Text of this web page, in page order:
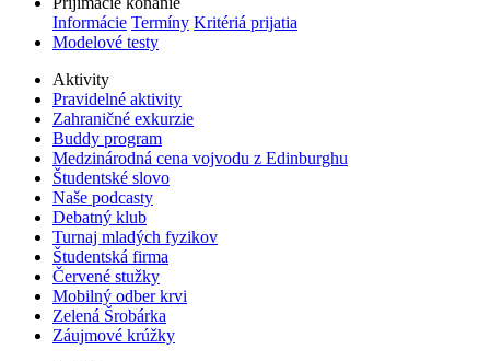
Informácie Termíny Kritériá prijatia
Modelové testy
Aktivity
Pravidelné aktivity
Zahraničné exkurzie
Buddy program
Medzinárodná cena vojvodu z Edinburghu
Študentské slovo
Naše podcasty
Debatný klub
Turnaj mladých fyzikov
Študentská firma
Červené stužky
Mobilný odber krvi
Zelená Šrobárka
Záujmové krúžky